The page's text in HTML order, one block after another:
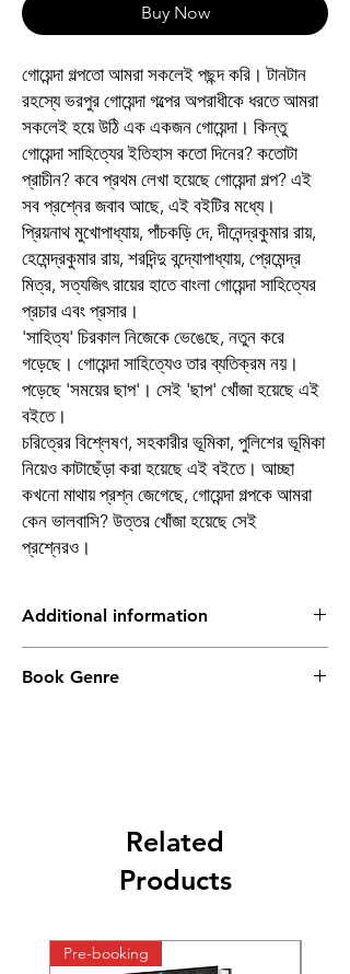
Buy Now
গোয়েন্দা গল্পতো আমরা সকলেই পছন্দ করি। টানটান
রহস্যে ভরপুর গোয়েন্দা গল্পের অপরাধীকে ধরতে আমরা
সকলেই হয়ে উঠি এক একজন গোয়েন্দা। কিন্তু
গোয়েন্দা সাহিত্যের ইতিহাস কতো দিনের? কতোটা
প্রাচীন? কবে প্রথম লেখা হয়েছে গোয়েন্দা গল্প? এই
সব প্রশ্নের জবাব আছে, এই বইটির মধ্যে।
প্রিয়নাথ মুখোপাধ্যায়, পাঁচকড়ি দে, দীনেন্দ্রকুমার রায়,
হেমেন্দ্রকুমার রায়, শরদিন্দু বন্দ্যোপাধ্যায়, প্রেমেন্দ্র
মিত্র, সত্যজিৎ রায়ের হাতে বাংলা গোয়েন্দা সাহিত্যের
প্রচার এবং প্রসার।
'সাহিত্য' চিরকাল নিজেকে ভেঙেছে, নতুন করে
গড়েছে। গোয়েন্দা সাহিত্যেও তার ব্যতিক্রম নয়।
পড়েছে 'সময়ের ছাপ'। সেই 'ছাপ' খোঁজা হয়েছে এই
বইতে।
চরিত্রের বিশ্লেষণ, সহকারীর ভূমিকা, পুলিশের ভূমিকা
নিয়েও কাটাছেঁড়া করা হয়েছে এই বইতে। আচ্ছা
কখনো মাথায় প্রশ্ন জেগেছে, গোয়েন্দা গল্পকে আমরা
কেন ভালবাসি? উত্তর খোঁজা হয়েছে সেই
প্রশ্নেরও।
Additional information
Type of Product
Hardbound
Book Genre
Related
Products
Pre-booking